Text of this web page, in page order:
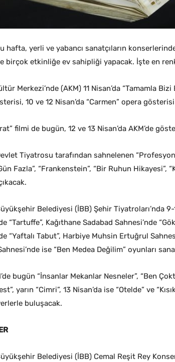
hafta, yerli ve yabancı sanatçıların
birçok etkinliğe ev sahipliği yapacak. İşte en
Merkezi’nde (AKM) 11 Nisan’da “Tamamla Bizi
10 ve 12 Nisan’da “Carmen” opera
filmi de bugün, 12 ve 13 Nisan’da AKM’de
Tiyatrosu tarafından sahnelenen
Fazla”, “Frankenstein”, “Bir Ruhun Hikayesi”,
Belediyesi (İBB) Şehir Tiyatroları’nda
“Tartuffe”, Kağıthane Sadabad Sahnesi’nde
“Yaftalı Tabut”, Harbiye Muhsin Ertuğrul
ise “Ben Medea Değilim” oyunları
bugün “İnsanlar Mekanlar Nesneler”, “Ben
yarın “Cimri”, 13 Nisan’da ise “Otelde” ve
buluşacak.
Belediyesi (İBB) Cemal Reşit Rey